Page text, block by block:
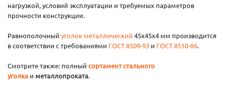
нагрузкой, условий эксплуатации и требуемых параметров
прочности конструкции.
Равнополочный уголок металлический 45х45х4 мм производится
в соответствии с требованиями ГОСТ 8509-93 и ГОСТ 8510-86.
Смотрите также: полный сортамент стального
уголка и металлопроката.